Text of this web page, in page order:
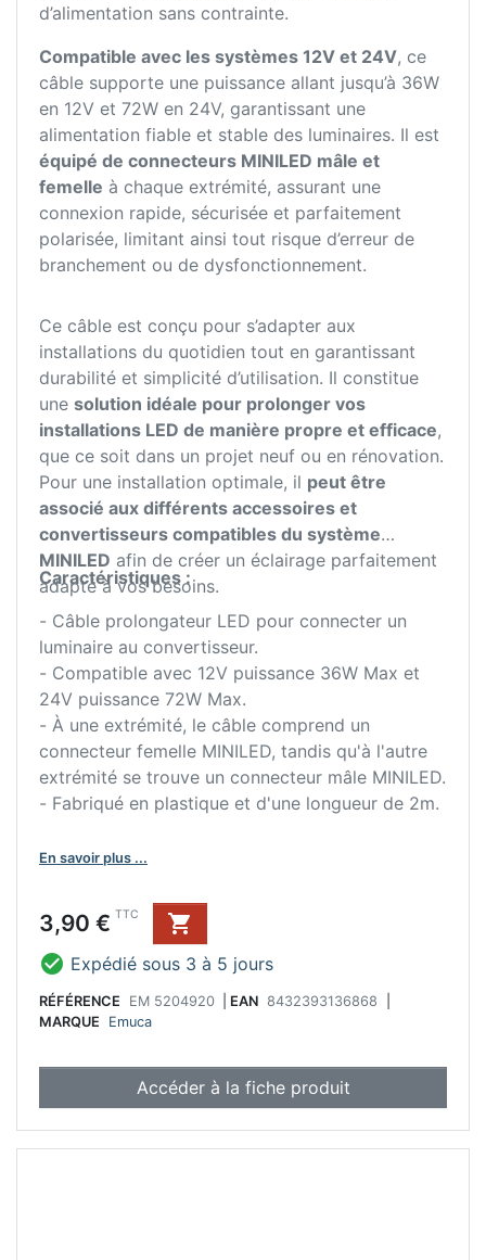
d’alimentation sans contrainte.
Compatible avec les systèmes 12V et 24V, ce
câble supporte une puissance allant jusqu’à 36W
en 12V et 72W en 24V, garantissant une
alimentation fiable et stable des luminaires. Il est
équipé de connecteurs MINILED mâle et
femelle à chaque extrémité, assurant une
connexion rapide, sécurisée et parfaitement
polarisée, limitant ainsi tout risque d’erreur de
branchement ou de dysfonctionnement.
Ce câble est conçu pour s’adapter aux
installations du quotidien tout en garantissant
durabilité et simplicité d’utilisation. Il constitue
une solution idéale pour prolonger vos
installations LED de manière propre et efficace,
que ce soit dans un projet neuf ou en rénovation.
Pour une installation optimale, il peut être
associé aux différents accessoires et
convertisseurs compatibles du système
MINILED afin de créer un éclairage parfaitement
adapté à vos besoins.
Caractéristiques :
- Câble prolongateur LED pour connecter un
luminaire au convertisseur.
- Compatible avec 12V puissance 36W Max et
24V puissance 72W Max.
- À une extrémité, le câble comprend un
connecteur femelle MINILED, tandis qu'à l'autre
extrémité se trouve un connecteur mâle MINILED.
- Fabriqué en plastique et d'une longueur de 2m.
En savoir plus ...
Prix
3,90 € TTC

 Expédié sous 3 à 5 jours
RÉFÉRENCE EM 5204920 EAN 8432393136868
MARQUE
Emuca
Accéder à la fiche produit